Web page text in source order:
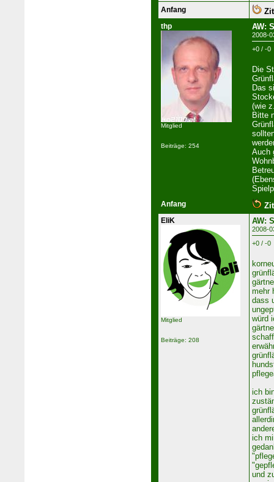
Anfang
thp
Mitglied
Beiträge: 254
AW:
2008-
+0 / -0
Die
Das
(wie
Bitte
Auch
Anfang
EliK
Mitglied
Beiträge: 208
AW:
2008-
+0 / -0
mehr
dass
würd
ich
ich
und